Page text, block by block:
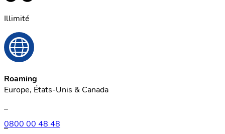
0800 00 48 48
Illimité
Roaming
Europe, États-Unis & Canada
–
–